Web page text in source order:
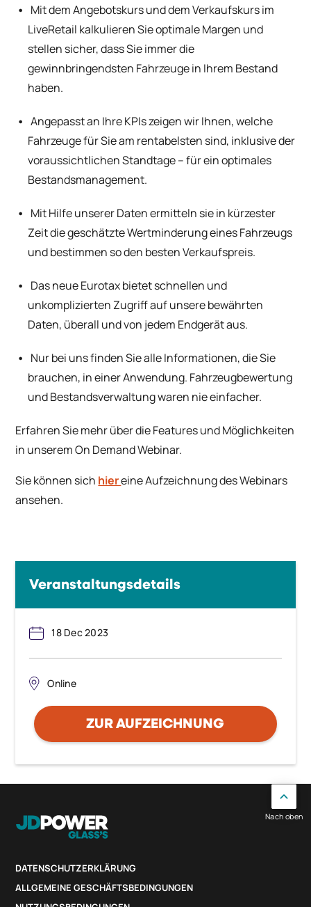
Veranstaltungsdetails
18 Dec 2023
Online
ZUR AUFZEICHNUNG
Mit dem Angebotskurs und dem Verkaufskurs im
LiveRetail kalkulieren Sie optimale Margen und
stellen sicher, dass Sie immer die
gewinnbringendsten Fahrzeuge in Ihrem Bestand
haben.
Angepasst an Ihre KPIs zeigen wir Ihnen, welche
Fahrzeuge für Sie am rentabelsten sind, inklusive der
voraussichtlichen Standtage – für ein optimales
Bestandsmanagement.
Mit Hilfe unserer Daten ermitteln sie in kürzester
Zeit die geschätzte Wertminderung eines Fahrzeugs
und bestimmen so den besten Verkaufspreis.
Das neue Eurotax bietet schnellen und
unkomplizierten Zugriff auf unsere bewährten
Daten, überall und von jedem Endgerät aus.
Nur bei uns finden Sie alle Informationen, die Sie
brauchen, in einer Anwendung. Fahrzeugbewertung
und Bestandsverwaltung waren nie einfacher.
Erfahren Sie mehr über die Features und Möglichkeiten
in unserem On Demand Webinar.
Sie können sich hiereine Aufzeichnung des Webinars
ansehen.
DATENSCHUTZERKLÄRUNG
ALLGEMEINE GESCHÄFTSBEDINGUNGEN
Nach oben